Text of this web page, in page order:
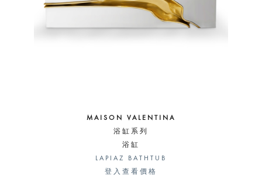
MAISON VALENTINA
浴缸系列
浴缸
LAPIAZ BATHTUB
登入查看價格